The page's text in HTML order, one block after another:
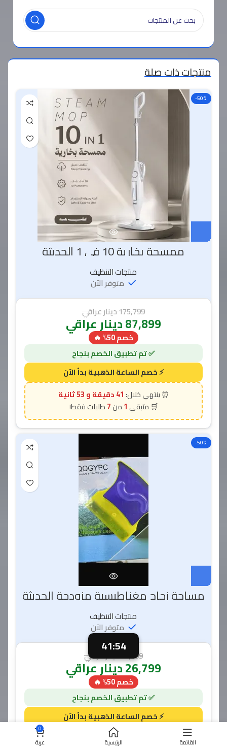
منتجات ذات صلة
-50%
ممسحة بخارية 10 في 1 الحديثة
منتجات التنظيف
متوفر الآن
175,799دينار عراقي
87,899دينار عراقي
خصم 50% 🔥
41 دقيقة و 51 ثانية
1
7
-50%
مساحة زجاج مغناطيسية مزودجة الحديثة
منتجات التنظيف
متوفر الآن
53,599دينار عراقي
26,799دينار عراقي
خصم 50% 🔥
41 دقيقة و 51 ثانية
القائمة الرئيسية
0
عربة
41:53